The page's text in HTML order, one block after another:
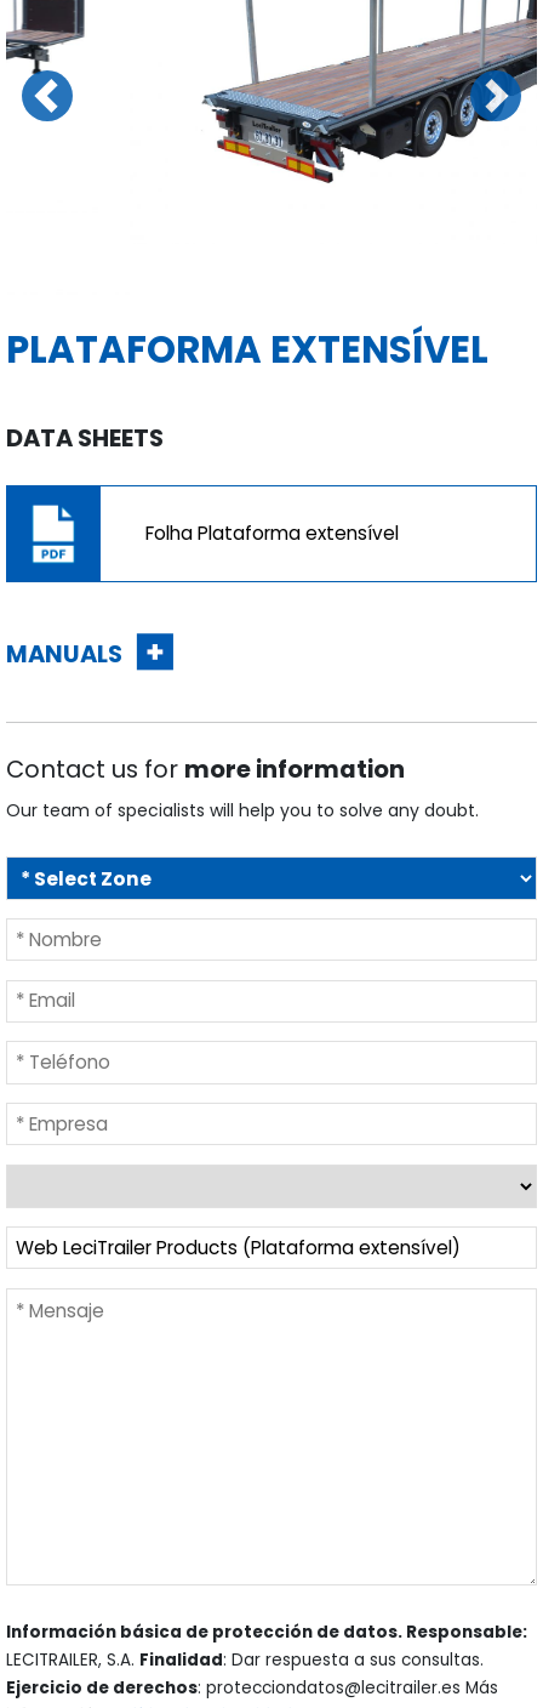
Previous Next
Folha Plataforma extensível
Contact us formore information
Our team of specialists will help you to solve any doubt.
Información básica de protección de datos. Responsable:
Ejercicio de derechos: protecciondatos@lecitrailer.es Más
información:Política de privacidad.